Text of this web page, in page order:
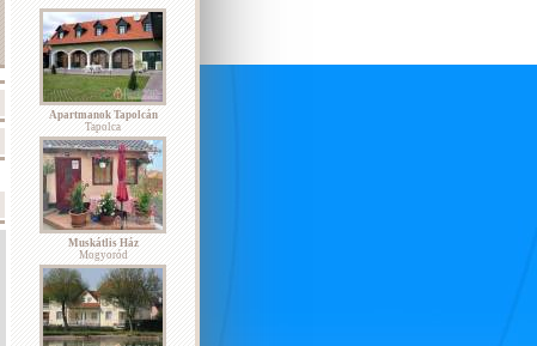
Apartmanok Tapolcán
Tapolca
Muskátlis Ház
Mogyoród